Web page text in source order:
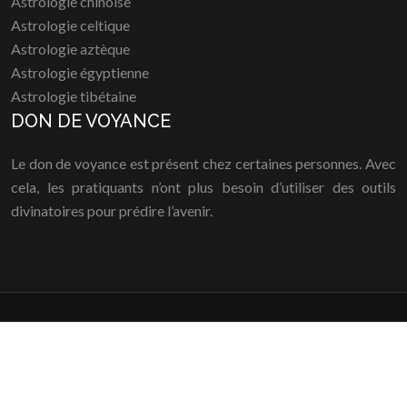
Astrologie celtique
Astrologie aztèque
Astrologie égyptienne
Astrologie tibétaine
DON DE VOYANCE
Le don de voyance est présent chez certaines personnes. Avec
cela, les pratiquants n’ont plus besoin d’utiliser des outils
divinatoires pour prédire l’avenir.